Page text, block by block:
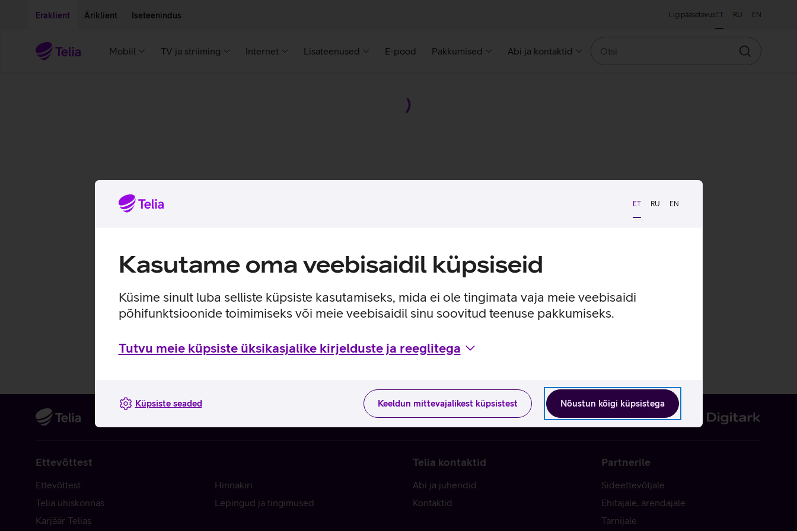
ET RU EN
Kasutame oma veebisaidil küpsiseid
Küsime sinult luba selliste küpsiste kasutamiseks, mida ei ole tingimata vaja meie veebisaidi
põhifunktsioonide toimimiseks või meie veebisaidil sinu soovitud teenuse pakkumiseks.
Tutvu meie küpsiste üksikasjalike kirjelduste ja reeglitega
Nõustun kõigi küpsistega
Keeldun mittevajalikest küpsistest
Küpsiste seaded
Eraklient Äriklient Iseteenindus LigipääsetavusET RU EN
Mobiil TV ja striiming Internet Lisateenused E-pood Pakkumised Abi ja kontaktid
Otsin
Ettevõttest
Ettevõttest
Telia ühiskonnas
Karjäär Telias
Hinnakiri
Lepingud ja tingimused
Telia kontaktid
Abi ja juhendid
Kontaktid
Partnerile
Sideettevõtjale
Ehitajale, arendajale
Tarnijale